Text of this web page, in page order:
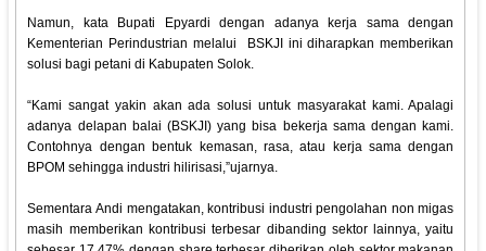
Namun, kata Bupati Epyardi dengan adanya kerja sama dengan
Kementerian Perindustrian melalui BSKJI ini diharapkan memberikan
solusi bagi petani di Kabupaten Solok.
“Kami sangat yakin akan ada solusi untuk masyarakat kami. Apalagi
adanya delapan balai (BSKJI) yang bisa bekerja sama dengan kami.
Contohnya dengan bentuk kemasan, rasa, atau kerja sama dengan
BPOM sehingga industri hilirisasi,”ujarnya.
Sementara Andi mengatakan, kontribusi industri pengolahan non migas
masih memberikan kontribusi terbesar dibanding sektor lainnya, yaitu